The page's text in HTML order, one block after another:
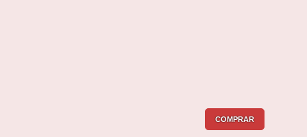
COMPRAR